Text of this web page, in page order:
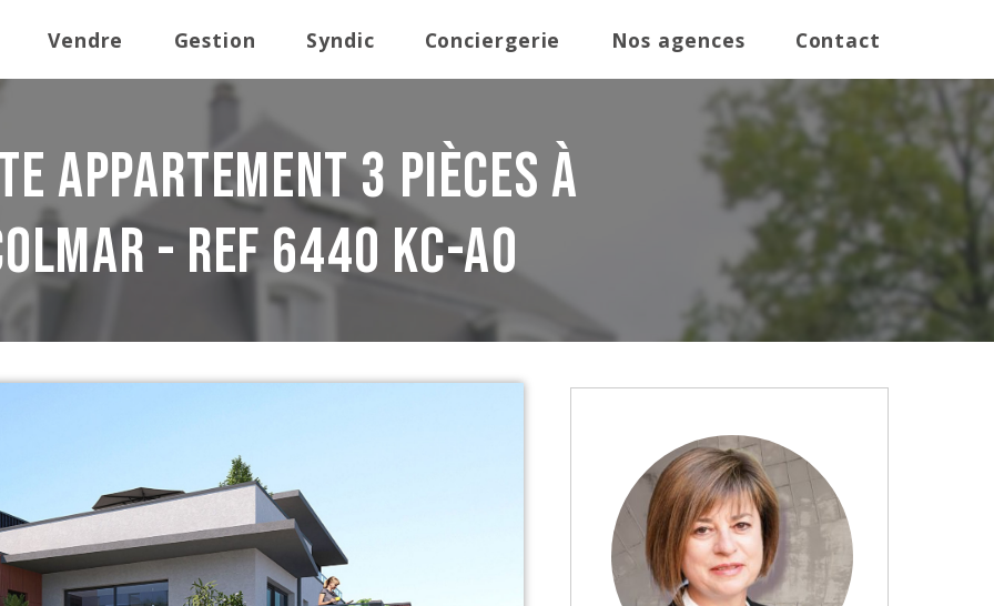
Vendre Gestion Syndic Conciergerie Nos agences Contact
Appartement 3 pièces à
- REF 6440 KC-AO